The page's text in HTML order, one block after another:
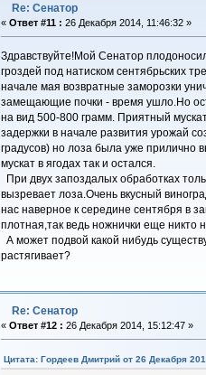
Re: Сенатор
« Ответ #11 : 26 Декабря 2014, 11:46:32 »
Здравствуйте!Мой Сенатор
гроздей под натиском сентябрьских
начале мая возвратные заморозки
замещающие почки - время ушло.Но
на вид 500-800 грамм. Приятный
задержки в начале развития урожай
градусов) но лоза была уже прилично
мускат в ягодах так и остался.
При двух запоздалых обработках
вызревает лоза.Очень вкусный
нас наверное к середине сентября в
плотная,так ведь ножнички еще
А может подвой какой нибудь
растягивает?
Re: Сенатор
« Ответ #12 : 26 Декабря 2014, 15:12:47 »
Цитата: Гордеев Дмитрий от 26 Декабря